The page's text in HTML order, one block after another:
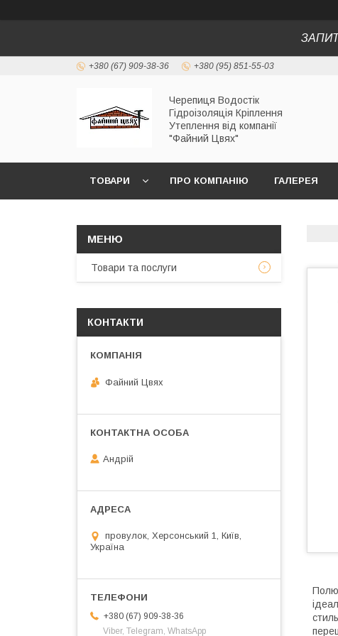
+380 (67) 909-38-36 +380 (95) 851-55-03
Черепиця Водостік
Гідроізоляція Кріплення
Утеплення від компанії
"Файний Цвях"
ТОВАРИ ПРО КОМПАНІЮ ГАЛЕРЕЯ
Товари та послуги
КОНТАКТИ
Файний Цвях
Андрій
провулок, Херсонський 1, Київ,
Україна
+380 (67) 909-38-36
Viber, Telegram, WhatsApp